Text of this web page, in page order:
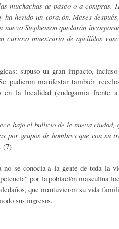
muchachas de paseo o a compras.
herido un corazón. Meses
Stephenson quedarán
curioso muestrario de apellidos
supuso un gran impacto,
pudieron manifestar también
en la localidad (endogamia frente
bajo el bullicio de la nueva ciudad,
por grupos de hombres que con su
(7)
se conocía a la gente de toda la
por la población masculina
que mantuvieron su vida
sus ingresos.